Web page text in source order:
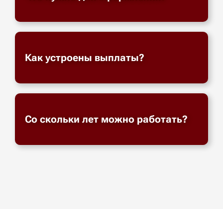
Как устроены выплаты?
Со скольки лет можно работать?